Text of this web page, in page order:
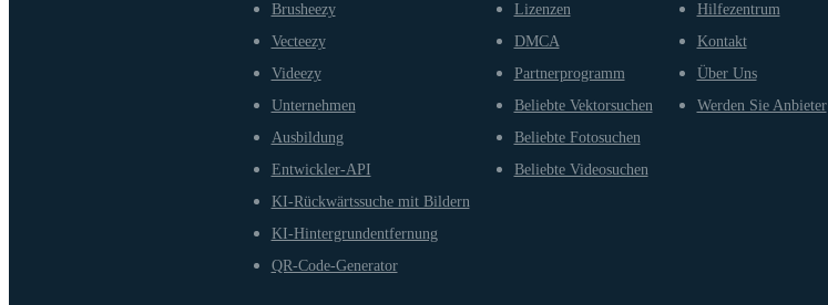
Brusheezy
Vecteezy
Videezy
Unternehmen
Ausbildung
Entwickler-API
KI-Rückwärtssuche mit Bildern
KI-Hintergrundentfernung
QR-Code-Generator
Lizenzen
DMCA
Partnerprogramm
Beliebte Vektorsuchen
Beliebte Fotosuchen
Beliebte Videosuchen
Hilfezentrum
Kontakt
Über Uns
Werden Sie Anbieter